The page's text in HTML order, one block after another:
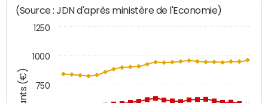
(Source : JDN d'après ministère de l'Economie)
750
1000
1250